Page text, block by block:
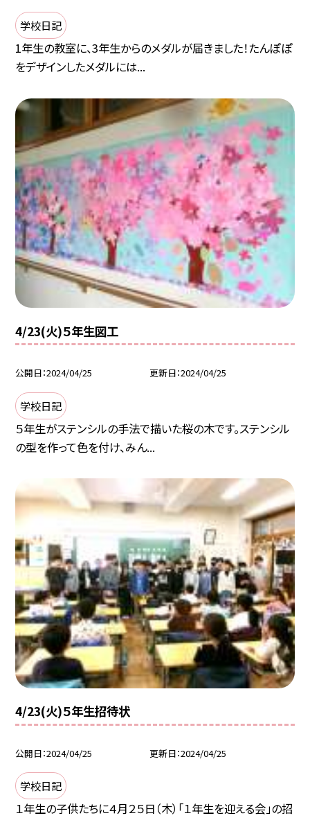
学校日記
1年生の教室に、3年生からのメダルが届きました！たんぽぽ
をデザインしたメダルには...
4/23(火)５年生図工
公開日 2024/04/25 更新日 2024/04/25
学校日記
５年生がステンシルの手法で描いた桜の木です。ステンシル
の型を作って色を付け、みん...
4/23(火)５年生招待状
公開日 2024/04/25 更新日 2024/04/25
学校日記
１年生の子供たちに４月２５日（木）「１年生を迎える会」の招